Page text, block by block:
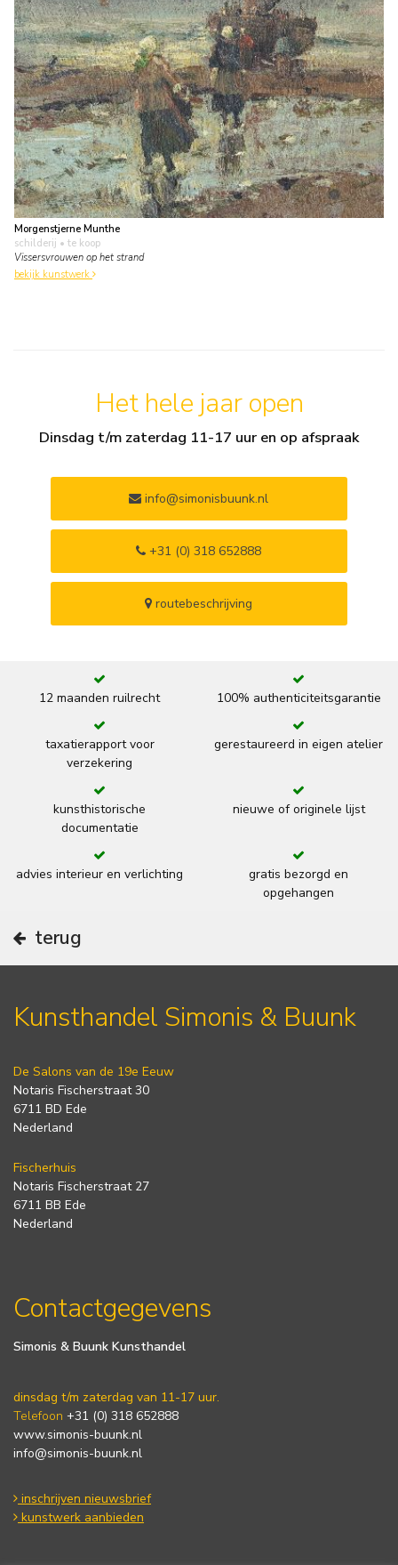
Morgenstjerne Munthe
schilderij • te koop
Vissersvrouwen op het strand
bekijk kunstwerk
Het hele jaar open
Dinsdag t/m zaterdag 11-17 uur en op afspraak
info@simonisbuunk.nl
+31 (0) 318 652888
routebeschrijving
12 maanden ruilrecht 100% authenticiteitsgarantie
taxatierapport voor
verzekering
gerestaureerd in eigen atelier
kunsthistorische
documentatie
nieuwe of originele lijst
advies interieur en verlichting
gratis bezorgd en
opgehangen
terug
Kunsthandel Simonis & Buunk
De Salons van de 19e Eeuw
Notaris Fischerstraat 30
6711 BD Ede
Nederland
Fischerhuis
Notaris Fischerstraat 27
6711 BB Ede
Nederland
Contactgegevens
Simonis & Buunk Kunsthandel
dinsdag t/m zaterdag van 11-17 uur.
Telefoon +31 (0) 318 652888
www.simonis-buunk.nl
info@simonis-buunk.nl
inschrijven nieuwsbrief
kunstwerk aanbieden